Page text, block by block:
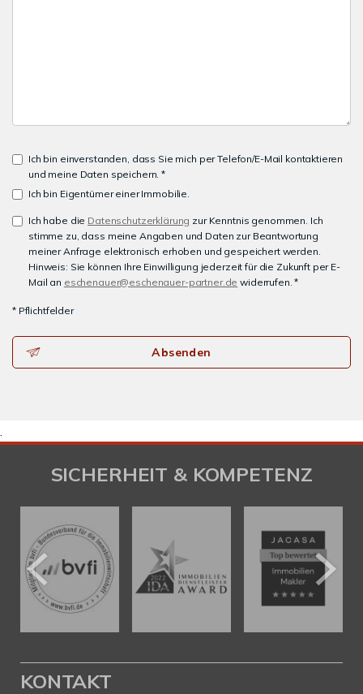
Ich bin einverstanden, dass Sie mich per Telefon/E-Mail kontaktieren
und meine Daten speichern. *
Ich bin Eigentümer einer Immobilie.
Ich habe die Datenschutzerklärung zur Kenntnis genommen. Ich
stimme zu, dass meine Angaben und Daten zur Beantwortung
meiner Anfrage elektronisch erhoben und gespeichert werden.
Hinweis: Sie können Ihre Einwilligung jederzeit für die Zukunft per E-
Mail an eschenauer@eschenauer-partner.de widerrufen. *
* Pflichtfelder
Absenden
.
SICHERHEIT & KOMPETENZ
KONTAKT